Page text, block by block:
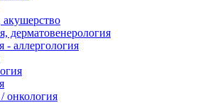
акушерство
дерматовенерология
аллергология
онкология